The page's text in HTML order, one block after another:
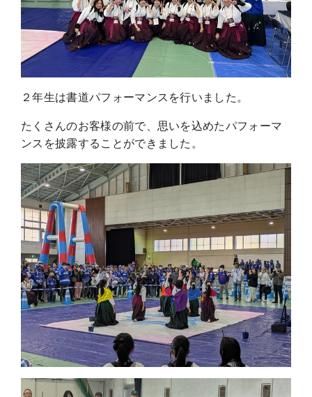
２年生は書道パフォーマンスを行いました。
たくさんのお客様の前で、思いを込めたパフォーマ
ンスを披露することができました。